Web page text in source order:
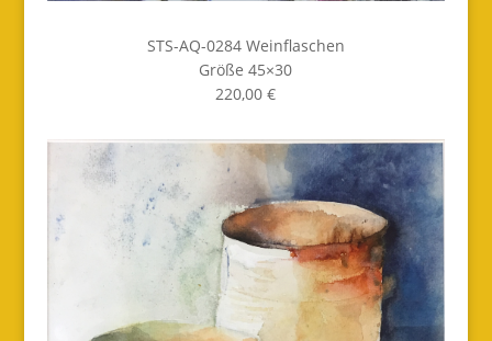
STS-AQ-0284 Weinflaschen
Größe 45×30
220,00 €